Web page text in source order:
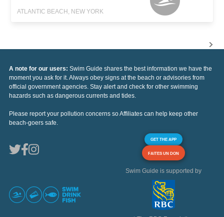
ATLANTIC BEACH, NEW YORK
A note for our users: Swim Guide shares the best information we have the
moment you ask for it. Always obey signs at the beach or advisories from
official government agencies. Stay alert and check for other swimming
hazards such as dangerous currents and tides.
Please report your pollution concerns so Affiliates can help keep other
beach-goers safe.
GET THE APP
FAITES UN DON
Swim Guide is supported by